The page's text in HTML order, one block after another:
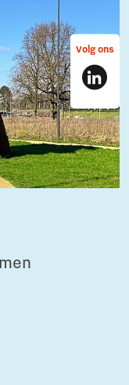
Volg ons